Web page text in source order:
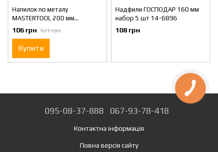
Напилок по металу
MASTERTOOL 200 мм
тригранний 06-0201
106 грн 121 грн
Купити
Надфили ГОСПОДАР 160 мм
набор 5 шт 14-6896
108 грн
095-08-37-888 067-93-78-418
Контактна інформація
Повна версія сайту